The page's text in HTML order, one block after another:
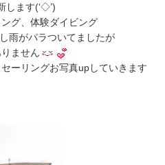
ます(‘◇’)ゞ
グ、体験ダイビング
雨がパラついてましたが
ません
ーリングお写真upしていきます